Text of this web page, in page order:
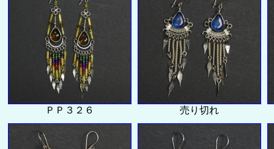
ＰＰ３２６ 売り切れ